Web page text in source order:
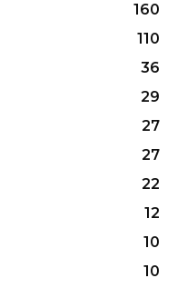
160
110
36
29
27
27
22
12
10
10